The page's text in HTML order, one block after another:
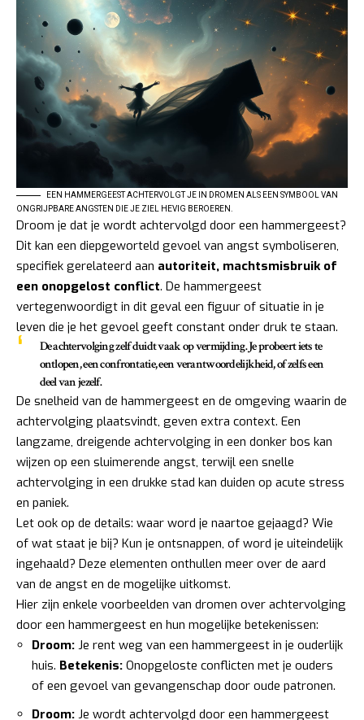
EEN HAMMERGEEST ACHTERVOLGT JE IN DROMEN ALS EEN SYMBOOL VAN
ONGRIJPBARE ANGSTEN DIE JE ZIEL HEVIG BEROEREN.
Droom je dat je wordt achtervolgd door een hammergeest?
Dit kan een diepgeworteld gevoel van angst symboliseren,
specifiek gerelateerd aan autoriteit, machtsmisbruik of
een onopgelost conflict. De hammergeest
vertegenwoordigt in dit geval een figuur of situatie in je
leven die je het gevoel geeft constant onder druk te staan.
De achtervolging zelf duidt vaak op vermijding. Je probeert iets te
ontlopen, een confrontatie, een verantwoordelijkheid, of zelfs een
deel van jezelf.
De snelheid van de hammergeest en de omgeving waarin de
achtervolging plaatsvindt, geven extra context. Een
langzame, dreigende achtervolging in een donker bos kan
wijzen op een sluimerende angst, terwijl een snelle
achtervolging in een drukke stad kan duiden op acute stress
en paniek.
Let ook op de details: waar word je naartoe gejaagd? Wie
of wat staat je bij? Kun je ontsnappen, of word je uiteindelijk
ingehaald? Deze elementen onthullen meer over de aard
van de angst en de mogelijke uitkomst.
Hier zijn enkele voorbeelden van dromen over achtervolging
door een hammergeest en hun mogelijke betekenissen:
Droom: Je rent weg van een hammergeest in je ouderlijk
huis. Betekenis: Onopgeloste conflicten met je ouders
of een gevoel van gevangenschap door oude patronen.
Droom: Je wordt achtervolgd door een hammergeest